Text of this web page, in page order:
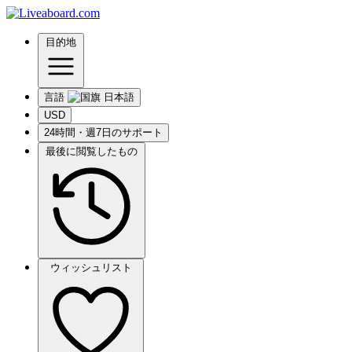
目的地
言語
USD
24時間・週7日のサポート
最後に閲覧したもの
ウィッシュリスト